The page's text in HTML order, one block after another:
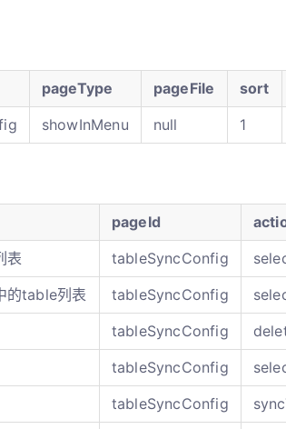
pageType pageFile sort
showInMenu null 1
pageId
表
tableSyncConfig
的table列表
tableSyncConfig
tableSyncConfig
tableSyncConfig
tableSyncConfig